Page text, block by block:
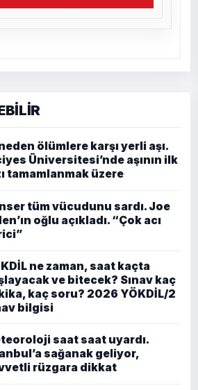
ölümlere karşı yerli aşı.
Üniversitesi’nde aşının ilk
tamamlanmak üzere
tüm vücudunu sardı. Joe
oğlu açıkladı. “Çok acı
ne zaman, saat kaçta
ve bitecek? Sınav kaç
kaç soru? 2026 YÖKDİL/2
bilgisi
saat saat uyardı.
sağanak geliyor,
rüzgara dikkat